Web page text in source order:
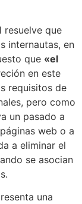
resuelve que
internautas, en
que «el
en este
requisitos de
pero como
un pasado a
web o a
a eliminar el
se asocian
una